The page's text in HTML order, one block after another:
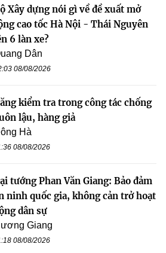
Xây dựng nói gì về đề xuất mở
cao tốc Hà Nội - Thái Nguyên
6 làn xe?
Dân
08/08/2026
kiểm tra trong công tác chống
lậu, hàng giả
Hà
08/08/2026
tướng Phan Văn Giang: Bảo đảm
ninh quốc gia, không cản trở hoạt
dân sự
Giang
08/08/2026